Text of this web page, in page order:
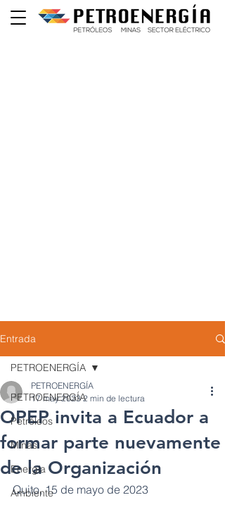
Entrada
PETROENERGÍA
Petróleos
Minas
Energía
Ambiente
PETROENERGÍA
OPEP invita a Ecuador a
formar parte nuevamente
de la Organización
PETROENERGÍA
17 may 2023 2 min de lectura
Quito, 15 de mayo de 2023